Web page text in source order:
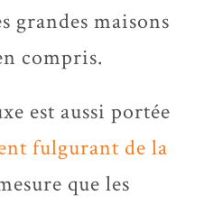
grandes maisons
compris.
est aussi portée
fulgurant de la
que les